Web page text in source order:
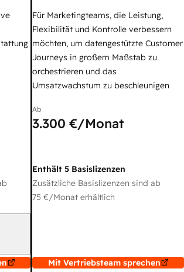
Für Marketingteams, die Leistung,
Flexibilität und Kontrolle verbessern
möchten, um datengestützte Customer
Journeys in großem Maßstab zu
orchestrieren und das
Umsatzwachstum zu beschleunigen
Ab
3.300 €/Monat
Enthält 5 Basislizenzen
Zusätzliche Basislizenzen sind ab
75 €/Monat erhältlich
Mit Vertriebsteam sprechen